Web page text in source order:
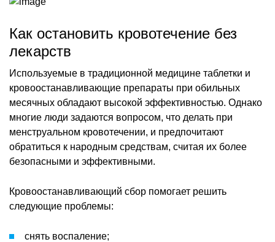
Как остановить кровотечение без
лекарств
Используемые в традиционной медицине таблетки и
кровоостанавливающие препараты при обильных
месячных обладают высокой эффективностью. Однако
многие люди задаются вопросом, что делать при
менструальном кровотечении, и предпочитают
обратиться к народным средствам, считая их более
безопасными и эффективными.
Кровоостанавливающий сбор помогает решить
следующие проблемы:
снять воспаление;